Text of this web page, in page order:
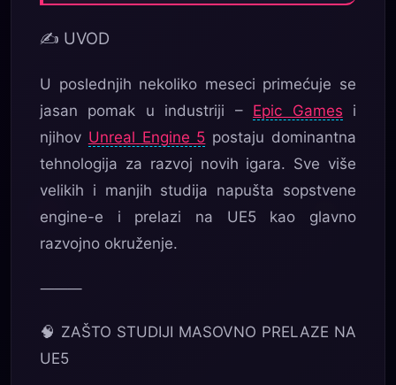
✍️ UVOD
U poslednjih nekoliko meseci primećuje se
jasan pomak u industriji – Epic Games i
njihov Unreal Engine 5 postaju dominantna
tehnologija za razvoj novih igara. Sve više
velikih i manjih studija napušta sopstvene
engine-e i prelazi na UE5 kao glavno
razvojno okruženje.
⸻
🧠 ZAŠTO STUDIJI MASOVNO PRELAZE NA
UE5